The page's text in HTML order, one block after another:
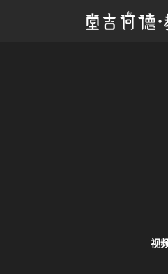
25考研|西语翻硕系统备考
视